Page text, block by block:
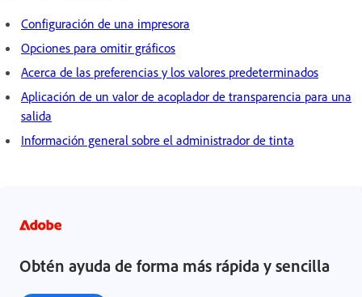
Configuración de una impresora
Opciones para omitir gráficos
Acerca de las preferencias y los valores predeterminados
Aplicación de un valor de acoplador de transparencia para una
salida
Información general sobre el administrador de tinta
Obtén ayuda de forma más rápida y sencilla